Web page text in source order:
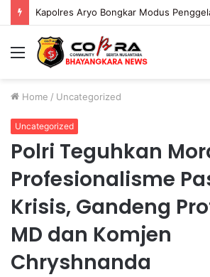
Menu
Home / Uncategorized
Uncategorized
Polri Teguhkan
Profesionalisme
Krisis, Gandeng
MD dan Komjen
Chryshnanda